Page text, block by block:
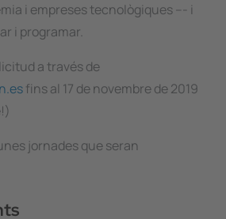
i empreses tecnològiques --- i
i programar.
a través de
fins al 17 de novembre de 2019
jornades que seran